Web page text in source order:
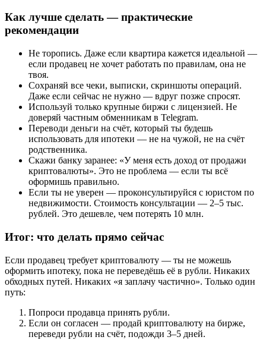
Как лучше сделать — практические
рекомендации
Не торопись. Даже если квартира кажется идеальной —
если продавец не хочет работать по правилам, она не
твоя.
Сохраняй все чеки, выписки, скриншоты операций.
Даже если сейчас не нужно — вдруг позже спросят.
Используй только крупные биржи с лицензией. Не
доверяй частным обменникам в Telegram.
Переводи деньги на счёт, который ты будешь
использовать для ипотеки — не на чужой, не на счёт
родственника.
Скажи банку заранее: «У меня есть доход от продажи
криптовалюты». Это не проблема — если ты всё
оформишь правильно.
Если ты не уверен — проконсультируйся с юристом по
недвижимости. Стоимость консультации — 2–5 тыс.
рублей. Это дешевле, чем потерять 10 млн.
Итог: что делать прямо сейчас
Если продавец требует криптовалюту — ты не можешь
оформить ипотеку, пока не переведёшь её в рубли. Никаких
обходных путей. Никаких «я заплачу частично». Только один
путь:
Попроси продавца принять рубли.
Если он согласен — продай криптовалюту на бирже,
переведи рубли на счёт, подожди 3–5 дней.